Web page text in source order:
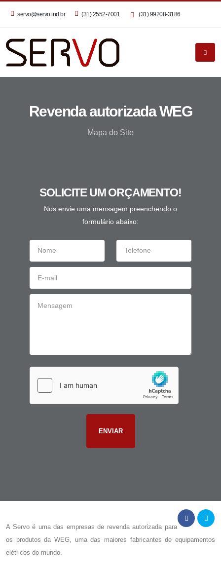
servo@servo.ind.br (31) 2552-7001 (31) 99208-3186
Revenda autorizada WEG
Mapa do Site
SOLICITE UM ORÇAMENTO!
Nos envie uma mensagem preenchendo o
formulário abaixo:
A Servo é uma das empresas de revenda autorizada para
os produtos da WEG, uma das maiores fabricantes de equipamentos
elétricos do mundo.